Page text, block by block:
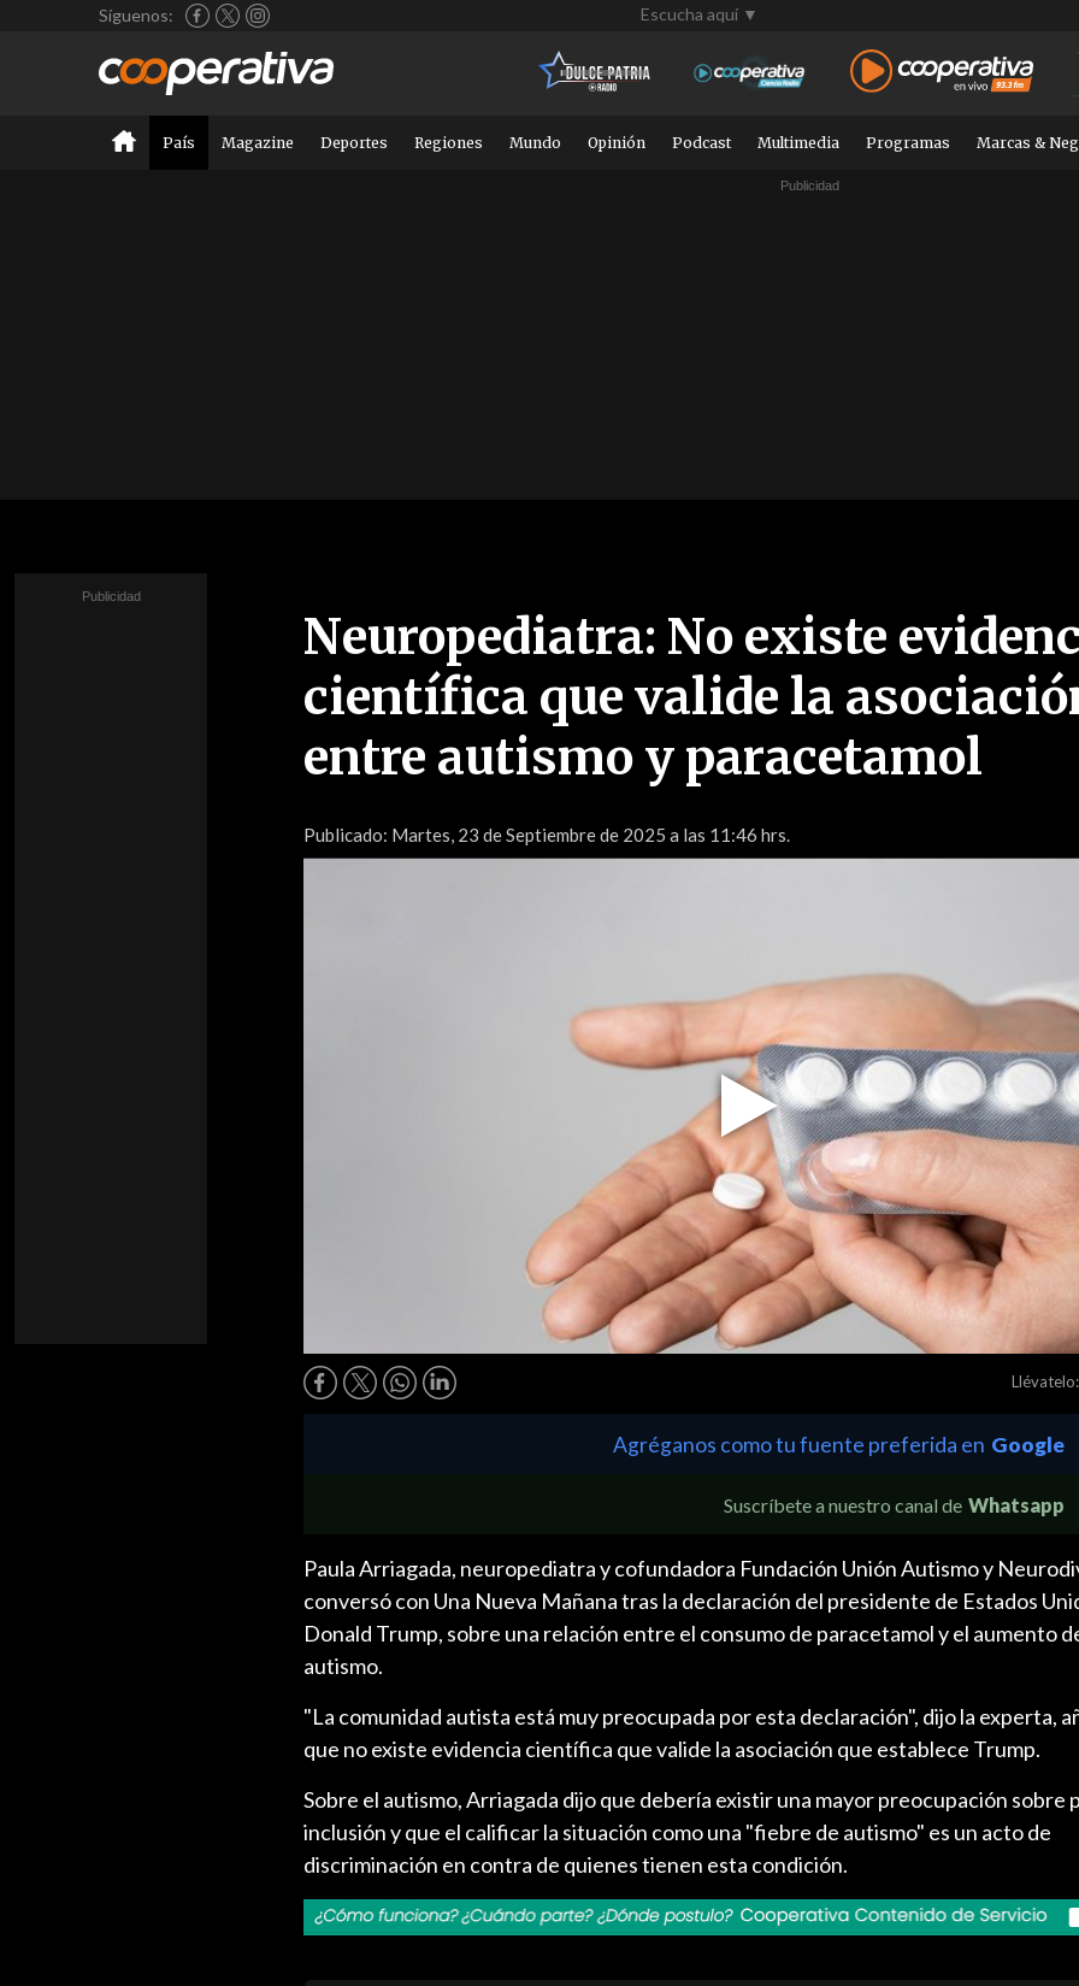
Síguenos: Escucha aquí ▼
País Magazine Deportes Regiones Mundo Opinión Podcast Multimedia Programas Marcas &
Neuropediatra: No existe
científica que valide la
entre autismo y paracetamol
Publicado: Martes, 23 de Septiembre de 2025 a las 11:46 hrs.
Play
Video
Llévatelo:
Agréganos como tu fuente preferida en Google
Suscríbete a nuestro canal de Whatsapp
Paula Arriagada, neuropediatra y cofundadora Fundación Unión Autismo y
conversó con Una Nueva Mañana tras la declaración del presidente de Estados
Donald Trump, sobre una relación entre el consumo de paracetamol y el aumento
autismo.
"La comunidad autista está muy preocupada por esta declaración", dijo la experta,
que no existe evidencia científica que valide la asociación que establece Trump.
Sobre el autismo, Arriagada dijo que debería existir una mayor preocupación sobre
inclusión y que el calificar la situación como una "fiebre de autismo" es un acto de
discriminación en contra de quienes tienen esta condición.